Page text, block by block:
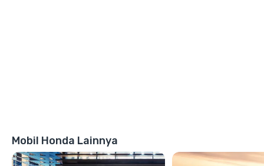
Mobil Honda Lainnya